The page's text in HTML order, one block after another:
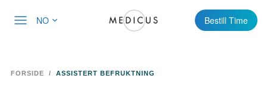
NO Bestill Time
FORSIDE / ASSISTERT BEFRUKTNING